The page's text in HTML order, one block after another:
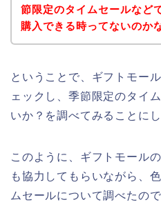
節限定のタイムセールなど
購入できる時ってないのか
ということで、ギフトモー
ェックし、季節限定のタイ
いか？を調べてみることにし
このように、ギフトモール
も協力してもらいながら、
ムセールについて調べたの